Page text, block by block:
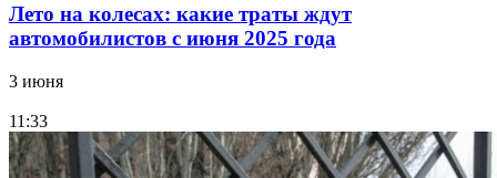
Лето на колесах: какие траты ждут
автомобилистов с июня 2025 года
3 июня
11:33